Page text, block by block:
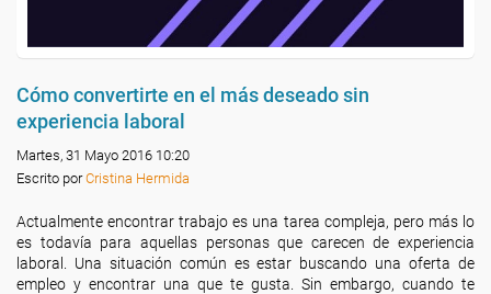
Cómo convertirte en el más deseado sin
experiencia laboral
Martes, 31 Mayo 2016 10:20
Escrito porCristina Hermida
Actualmente encontrar trabajo es una tarea compleja, pero más lo
es todavía para aquellas personas que carecen de experiencia
laboral. Una situación común es estar buscando una oferta de
empleo y encontrar una que te gusta. Sin embargo, cuando te